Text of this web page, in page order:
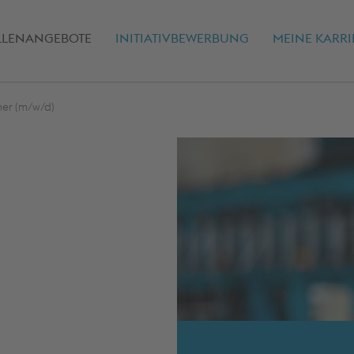
(AKTUELL)
INITIATIVBEWERBUNG MEINE
(m/w/d)